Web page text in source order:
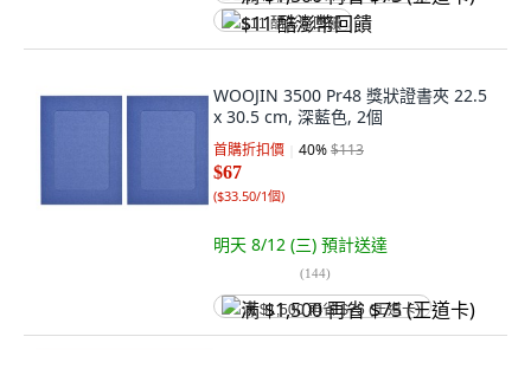
$11 酷澎幣回饋
WOOJIN 3500 Pr48 獎狀證書夾 22.5
x 30.5 cm, 深藍色, 2個
首購折扣價 40%$113
$67
($33.50/1個)
明天 8/12 (三) 預計送達
(144)
满 $1,500 再省 $75 (王道卡)